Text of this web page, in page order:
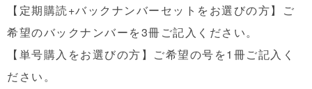
【定期購読+バックナンバーセットをお選びの方】
ご
希望のバックナンバーを3冊ご記入ください。
【単号購入をお選びの方】ご希望の号を1冊ご記入く
ださい。